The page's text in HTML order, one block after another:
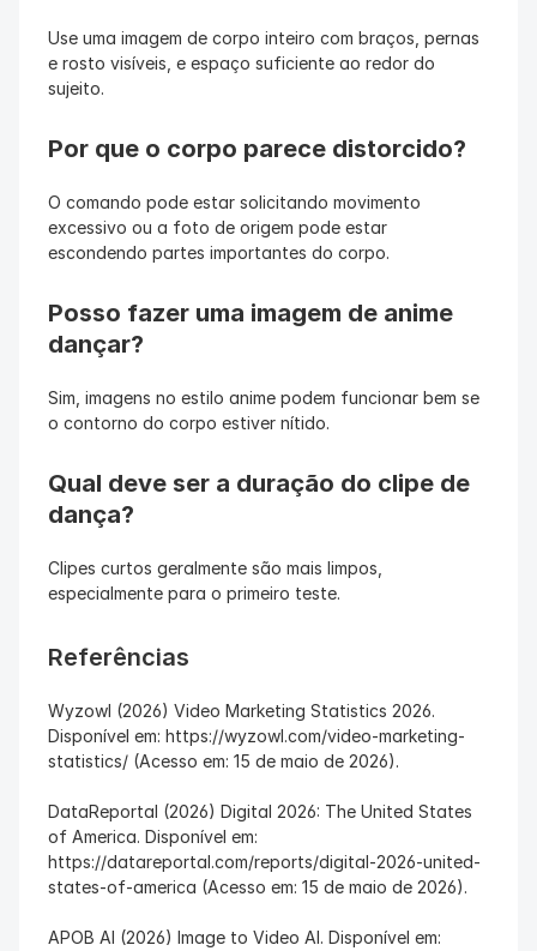
Use uma imagem de corpo inteiro com braços, pernas
e rosto visíveis, e espaço suficiente ao redor do
sujeito.
Por que o corpo parece distorcido?
O comando pode estar solicitando movimento
excessivo ou a foto de origem pode estar
escondendo partes importantes do corpo.
Posso fazer uma imagem de anime
dançar?
Sim, imagens no estilo anime podem funcionar bem se
o contorno do corpo estiver nítido.
Qual deve ser a duração do clipe de
dança?
Clipes curtos geralmente são mais limpos,
especialmente para o primeiro teste.
Referências
Wyzowl (2026) Video Marketing Statistics 2026.
Disponível em: https://wyzowl.com/video-marketing-
statistics/ (Acesso em: 15 de maio de 2026).
DataReportal (2026) Digital 2026: The United States
of America. Disponível em:
https://datareportal.com/reports/digital-2026-united-
states-of-america (Acesso em: 15 de maio de 2026).
APOB AI (2026) Image to Video AI. Disponível em: